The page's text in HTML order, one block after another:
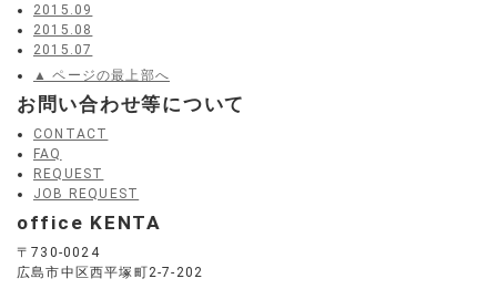
2015.09
2015.08
2015.07
▲ ページの最上部へ
お問い合わせ等について
CONTACT
FAQ
REQUEST
JOB REQUEST
office KENTA
〒730-0024
広島市中区西平塚町2-7-202